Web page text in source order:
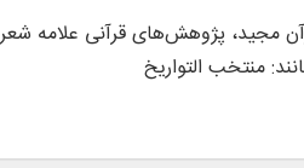
مجید، پژوهش‌های قرآنی علامه
منتخب التواریخ